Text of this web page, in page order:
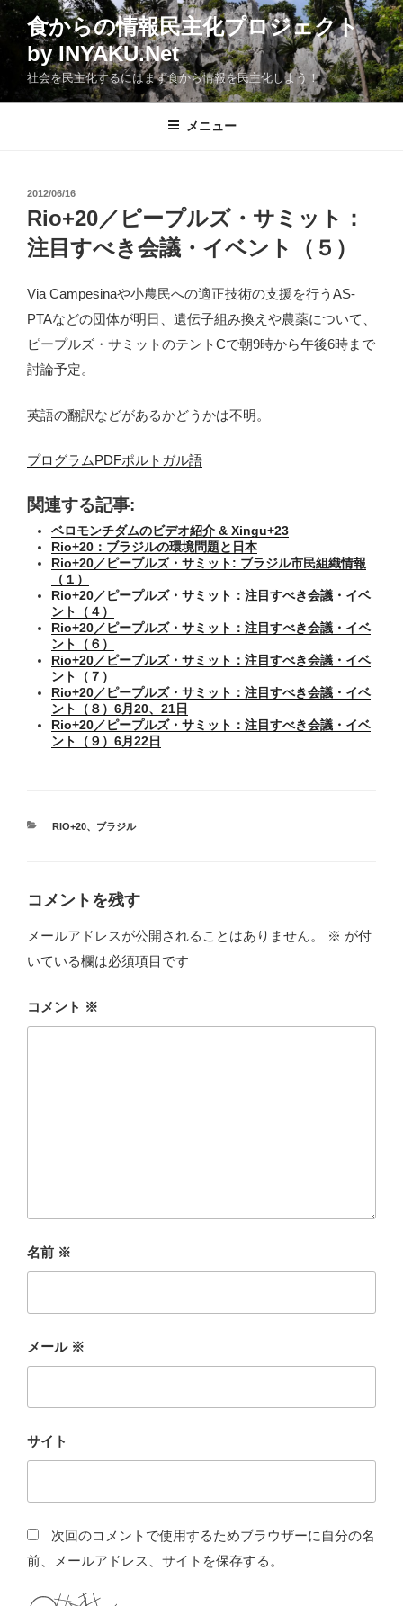
コ
食からの情報民主化プロジェクト
by INYAKU.Net
社会を民主化するにはまず食から情報を民主化しよう！
メニュー
投
稿
日:
2012/06/16
Rio+20／ピープルズ・サミット：
注目すべき会議・イベント（５）
Via Campesinaや小農民への適正技術の支援を行うAS-
PTAなどの団体が明日、遺伝子組み換えや農薬について、
ピープルズ・サミットのテントCで朝9時から午後6時まで
討論予定。
英語の翻訳などがあるかどうかは不明。
プログラムPDFポルトガル語
関連する記事:
ベロモンチダムのビデオ紹介 & Xingu+23
Rio+20：ブラジルの環境問題と日本
Rio+20／ピープルズ・サミット: ブラジル市民組織情報
（１）
Rio+20／ピープルズ・サミット：注目すべき会議・イベ
ント（４）
Rio+20／ピープルズ・サミット：注目すべき会議・イベ
ント（６）
Rio+20／ピープルズ・サミット：注目すべき会議・イベ
ント（７）
Rio+20／ピープルズ・サミット：注目すべき会議・イベ
ント（８）6月20、21日
Rio+20／ピープルズ・サミット：注目すべき会議・イベ
ント（９）6月22日
カ
RIO+20、 ブラジル
コメントを残す
メールアドレスが公開されることはありません。 ※ が付
いている欄は必須項目です
コメント ※
名前 ※
メール ※
サイト
次回のコメントで使用するためブラウザーに自分の名
前、メールアドレス、サイトを保存する。